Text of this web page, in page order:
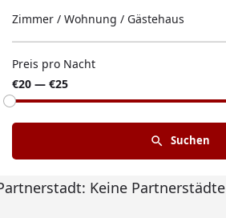
Zimmer / Wohnung / Gästehaus
Preis pro Nacht
€20 — €25
Suchen
Keine Partnerstädte